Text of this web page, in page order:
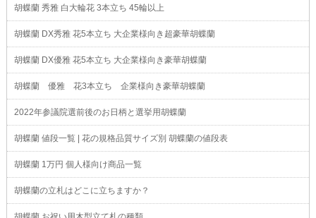
胡蝶蘭 秀雅 白大輪花 3本立ち 45輪以上
胡蝶蘭 DX秀雅 花5本立ち 大企業様向き超豪華胡蝶蘭
胡蝶蘭 DX優雅 花5本立ち 大企業様向き豪華胡蝶蘭
胡蝶蘭 優雅 花3本立ち 企業様向き豪華胡蝶蘭
2022年参議院選前後のお日柄と選挙用胡蝶蘭
胡蝶蘭 値段一覧 | 花の規格品質サイズ別 胡蝶蘭の値段表
胡蝶蘭 1万円 個人様向け商品一覧
胡蝶蘭の立札はどこに立ちますか？